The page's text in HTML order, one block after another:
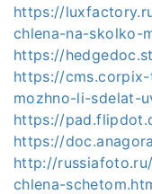
https://
chlena-na-skolko-
https://
https://
mozhno-li-sdelat-
https://
https://
http://
chlena-